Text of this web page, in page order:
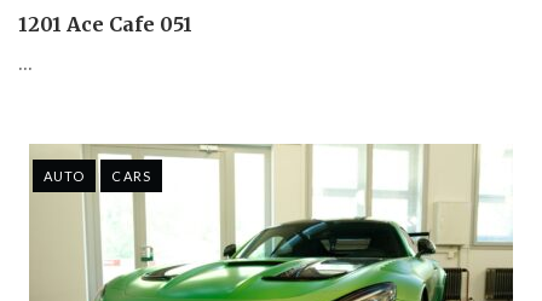
1201 Ace Cafe 051
...
AUTO CARS